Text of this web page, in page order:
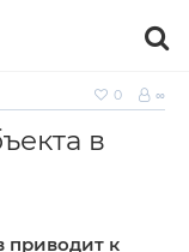
0 ∞
в
приводит к